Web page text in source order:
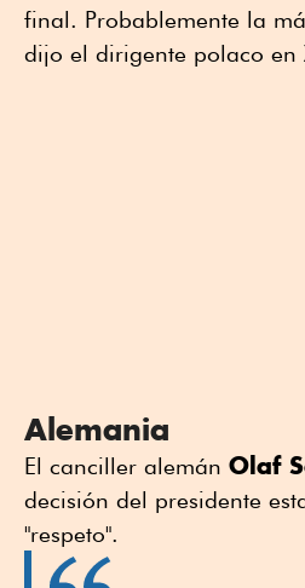
final. Probablemente la
dijo el dirigente polaco en
Alemania
El canciller alemán Olaf
decisión del presidente
"respeto".